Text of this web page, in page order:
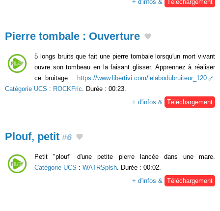
+ d'infos & Téléchargement
Pierre tombale : Ouverture
5 longs bruits que fait une pierre tombale lorsqu'un mort vivant
ouvre son tombeau en la faisant glisser. Apprennez à réaliser
ce bruitage :
https://www.libertivi.com/lelabodubruiteur_120
Catégorie UCS : ROCKFric . Durée : 00:23.
+ d'infos &
Téléchargement
Plouf, petit #6
Petit "plouf" d'une petite pierre lancée dans une mare.
Catégorie UCS : WATRSplsh . Durée : 00:02.
+ d'infos &
Téléchargement